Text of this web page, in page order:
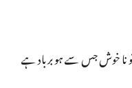
نا خوش جس سے ہو برباد ہے